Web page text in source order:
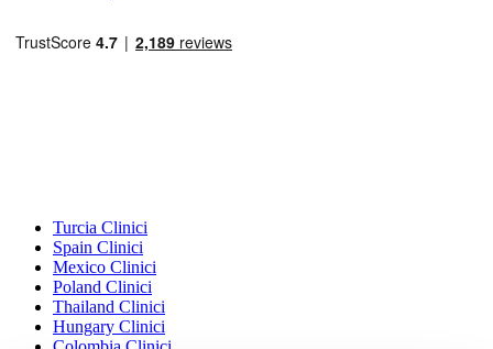
Turcia Clinici
Spain Clinici
Mexico Clinici
Poland Clinici
Thailand Clinici
Hungary Clinici